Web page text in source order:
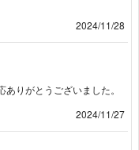
2024/11/28
りがとうございました。
2024/11/27